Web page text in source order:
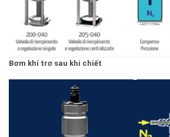
Bơm khí trơ sau khi chiết